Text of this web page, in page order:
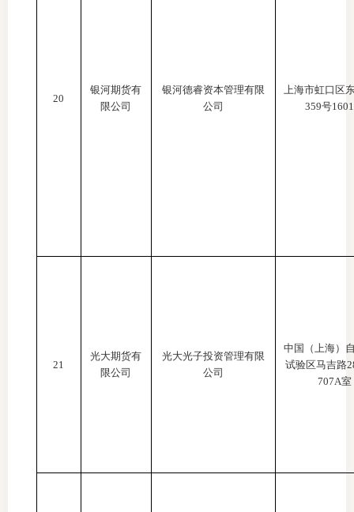
20
银河期货有
限公司
银河德睿资本管理有限
公司
上海市虹口区
359号
21
光大期货有
限公司
光大光子投资管理有限
公司
中国（上海）
试验区马吉路
707A室